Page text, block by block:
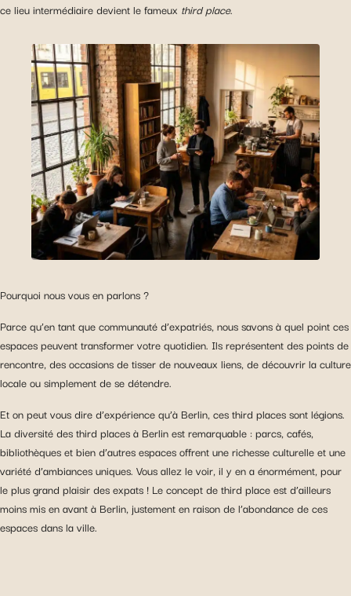
ce lieu intermédiaire devient le fameux third place.
Pourquoi nous vous en parlons ?
Parce qu’en tant que communauté d’expatriés, nous savons à quel point ces
espaces peuvent transformer votre quotidien. Ils représentent des points de
rencontre, des occasions de tisser de nouveaux liens, de découvrir la culture
locale ou simplement de se détendre.
Et on peut vous dire d’expérience qu’à Berlin, ces third places sont légions.
La diversité des third places à Berlin est remarquable : parcs, cafés,
bibliothèques et bien d’autres espaces offrent une richesse culturelle et une
variété d’ambiances uniques. Vous allez le voir, il y en a énormément, pour
le plus grand plaisir des expats ! Le concept de third place est d’ailleurs
moins mis en avant à Berlin, justement en raison de l’abondance de ces
espaces dans la ville.